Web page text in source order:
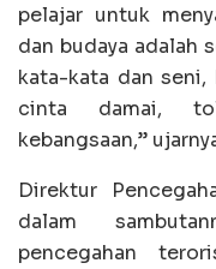
pelajar untuk
dan budaya adalah
kata-kata dan
cinta damai,
kebangsaan,”
Direktur
dalam
pencegahan